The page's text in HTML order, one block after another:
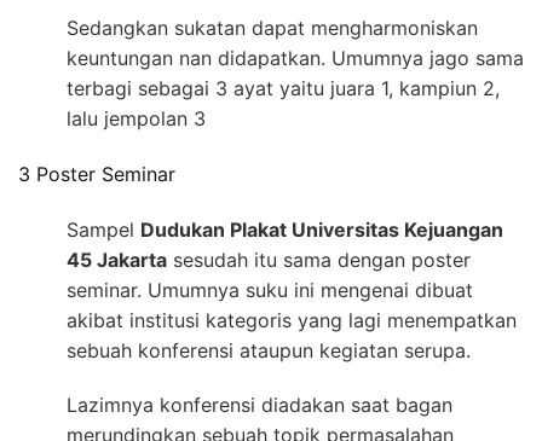
Sedangkan sukatan dapat mengharmoniskan
keuntungan nan didapatkan. Umumnya jago sama
terbagi sebagai 3 ayat yaitu juara 1, kampiun 2,
lalu jempolan 3
3 Poster Seminar
Sampel Dudukan Plakat Universitas Kejuangan
45 Jakarta sesudah itu sama dengan poster
seminar. Umumnya suku ini mengenai dibuat
akibat institusi kategoris yang lagi menempatkan
sebuah konferensi ataupun kegiatan serupa.
Lazimnya konferensi diadakan saat bagan
merundingkan sebuah topik permasalahan